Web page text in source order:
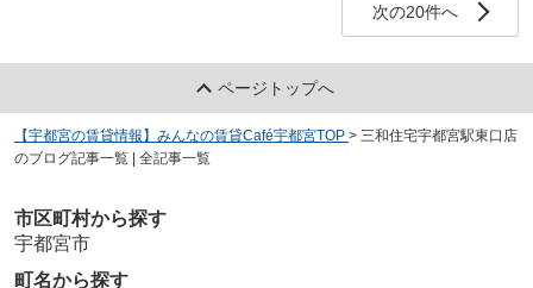
次の20件へ
ページトップへ
【宇都宮の賃貸情報】みんなの賃貸Café宇都宮TOP > 三和住宅宇都宮駅東口店
のブログ記事一覧 | 全記事一覧
市区町村から探す
宇都宮市
町名から探す